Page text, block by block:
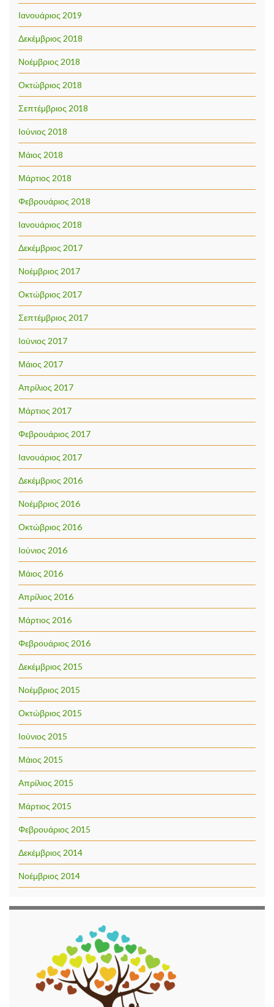
Ιανουάριος 2019
Δεκέμβριος 2018
Νοέμβριος 2018
Οκτώβριος 2018
Σεπτέμβριος 2018
Ιούνιος 2018
Μάιος 2018
Μάρτιος 2018
Φεβρουάριος 2018
Ιανουάριος 2018
Δεκέμβριος 2017
Νοέμβριος 2017
Οκτώβριος 2017
Σεπτέμβριος 2017
Ιούνιος 2017
Μάιος 2017
Απρίλιος 2017
Μάρτιος 2017
Φεβρουάριος 2017
Ιανουάριος 2017
Δεκέμβριος 2016
Νοέμβριος 2016
Οκτώβριος 2016
Ιούνιος 2016
Μάιος 2016
Απρίλιος 2016
Μάρτιος 2016
Φεβρουάριος 2016
Δεκέμβριος 2015
Νοέμβριος 2015
Οκτώβριος 2015
Ιούνιος 2015
Μάιος 2015
Απρίλιος 2015
Μάρτιος 2015
Φεβρουάριος 2015
Δεκέμβριος 2014
Νοέμβριος 2014